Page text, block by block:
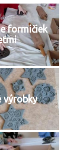
formičiek
výrobky